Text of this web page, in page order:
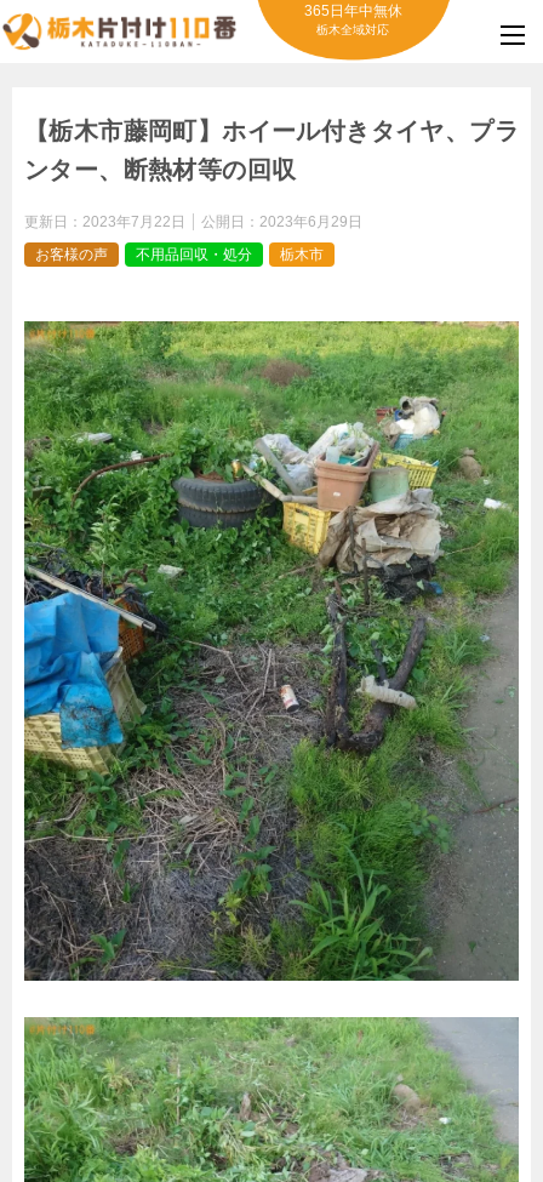
365日年中無休
栃木全域対応
【栃木市藤岡町】ホイール付きタイヤ、プラ
ンター、断熱材等の回収
更新日： 2023年7月22日 公開日： 2023年6月29日
お客様の声
不用品回収・処分 栃木市